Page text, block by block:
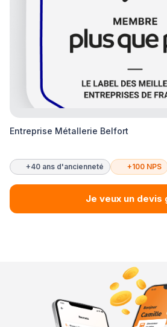
Entreprise Métallerie Belfort
+40 ans d'ancienneté +100 NPS
Je veux un devis